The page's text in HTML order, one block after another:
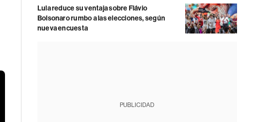
Lula reduce su ventaja sobre Flávio
Bolsonaro rumbo a las elecciones, según
nueva encuesta
PUBLICIDAD